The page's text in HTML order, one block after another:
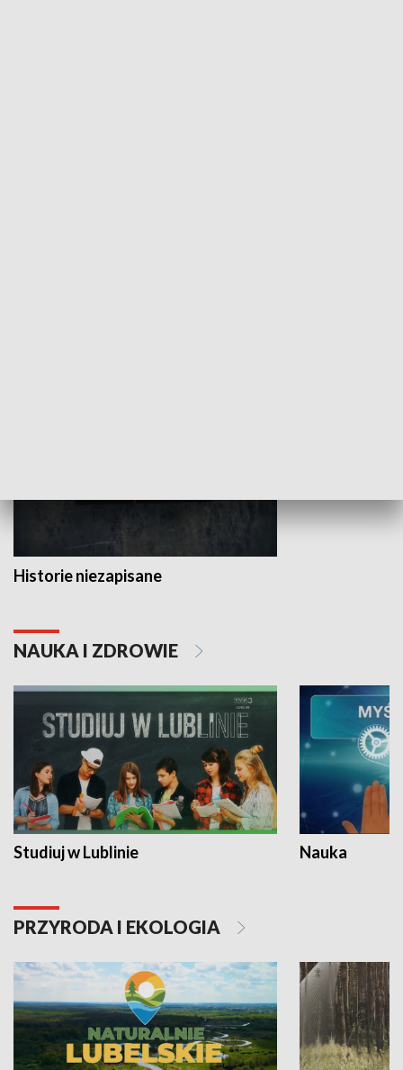
Historie niezapisane
NAUKA I ZDROWIE
Studiuj w Lublinie Nauka
PRZYRODA I EKOLOGIA